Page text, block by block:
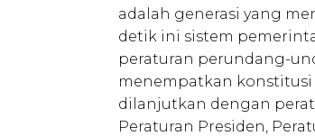
adalah generasi yang
detik ini sistem
peraturan perundang-
menempatkan konstitusi
dilanjutkan dengan
Peraturan Presiden,